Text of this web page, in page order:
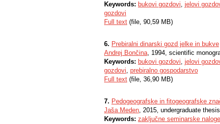
Keywords: bukovi gozdovi, jelovi
gozdovi
Full text (file, 90,59 MB)
6. Prebiralni dinarski gozd jelke in bukve
Andrej Bončina, 1994, scientific
Keywords: bukovi gozdovi, jelovi
gozdovi, prebiralno gospodarstvo
Full text (file, 36,90 MB)
7. Pedogeografske in fitogeografske
Jaša Meden, 2015, undergraduate thesis
Keywords: zaključne seminarske naloge